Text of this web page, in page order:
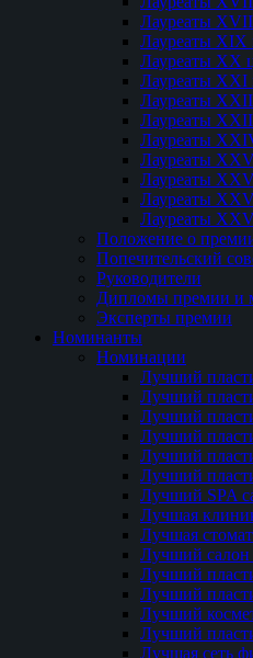
Лауреаты
Лауреаты XIX
Лауреаты XX
Лауреаты XXI
Лауреаты
Лауреаты
Лауреаты
Лауреаты
Лауреаты
Лауреаты
Лауреаты
Положение о
Попечительский
Руководители
Дипломы премии и
Эксперты премии
Номинанты
Номинации
Лучший
Лучший
Лучший
Лучший
Лучший
Лучший
Лучший SPA
Лучшая
Лучшая
Лучший салон
Лучший
Лучший
Лучший
Лучший
Лучшая сеть